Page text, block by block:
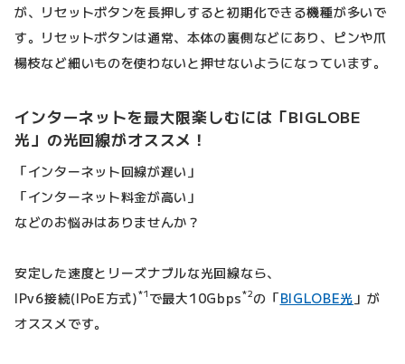
が、リセットボタンを長押しすると初期化できる機種が多いで
す。リセットボタンは通常、本体の裏側などにあり、ピンや爪
楊枝など細いものを使わないと押せないようになっています。
インターネットを最大限楽しむには「BIGLOBE
光」の光回線がオススメ！
「インターネット回線が遅い」
「インターネット料金が高い」
などのお悩みはありませんか？
安定した速度とリーズナブルな光回線なら、
IPv6接続(IPoE方式)*1 で最大10Gbps*2の「BIGLOBE光 」が
オススメです。